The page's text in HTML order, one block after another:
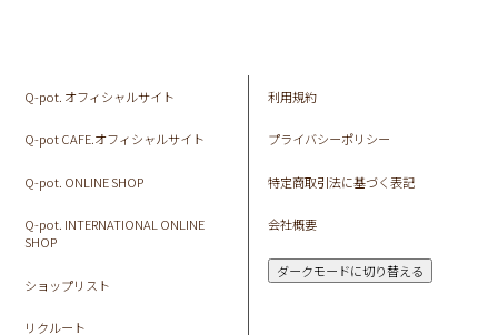
Q-pot. オフィシャルサイト
Q-pot CAFE.オフィシャルサイト
Q-pot. ONLINE SHOP
Q-pot. INTERNATIONAL ONLINE
SHOP
ショップリスト
リクルート
利用規約
プライバシーポリシー
特定商取引法に基づく表記
会社概要
ダークモードに切り替える